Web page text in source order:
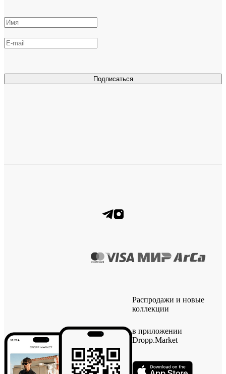
Подписаться
Распродажи и новые
коллекции
в приложении
Dropp.Market